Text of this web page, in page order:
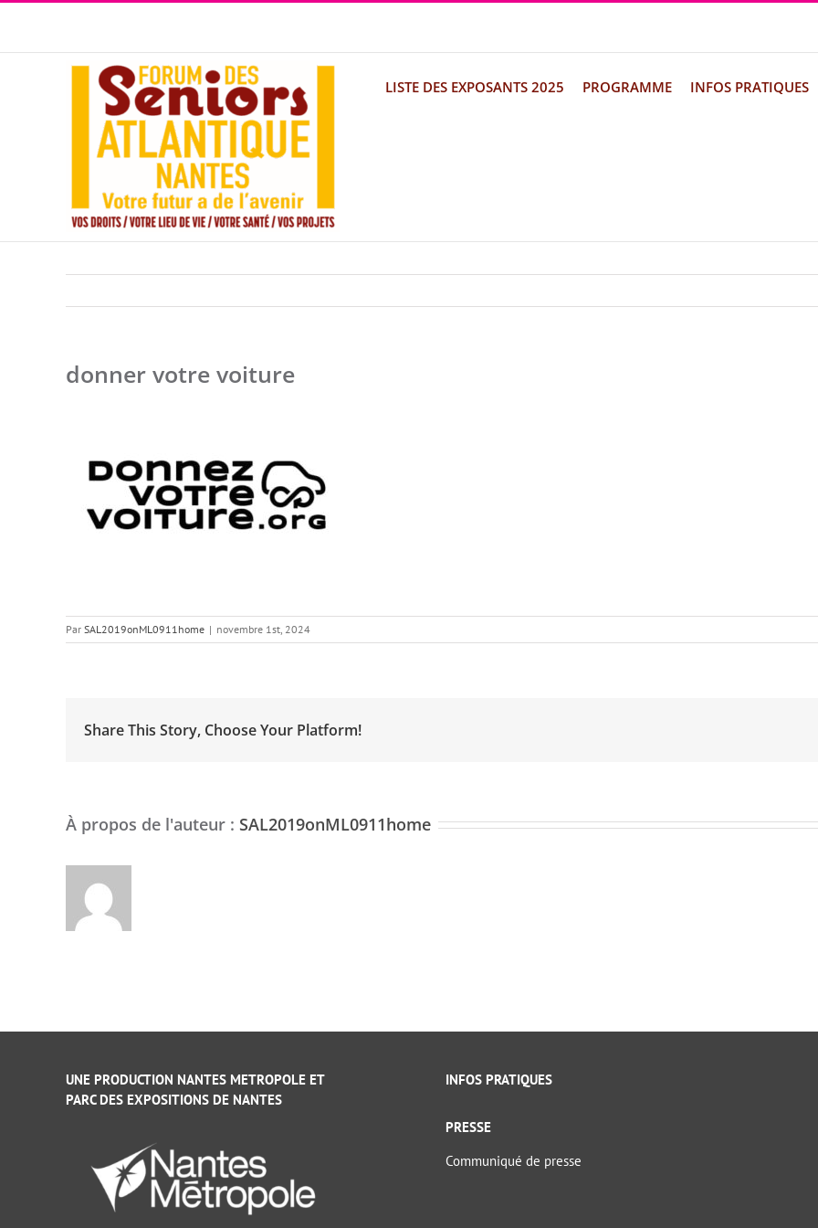
Passer
LISTE DES EXPOSANTS 2025 PROGRAMME INFOS PRATIQUES
donner votre voiture
Par SAL2019onML0911home | novembre 1st, 2024
Share This Story, Choose Your Platform!
À propos de l'auteur : SAL2019onML0911home
UNE PRODUCTION NANTES METROPOLE ET
PARC DES EXPOSITIONS DE NANTES
INFOS PRATIQUES
PRESSE
Communiqué de presse